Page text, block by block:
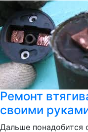
Ремонт
своими
Дальше понадобится